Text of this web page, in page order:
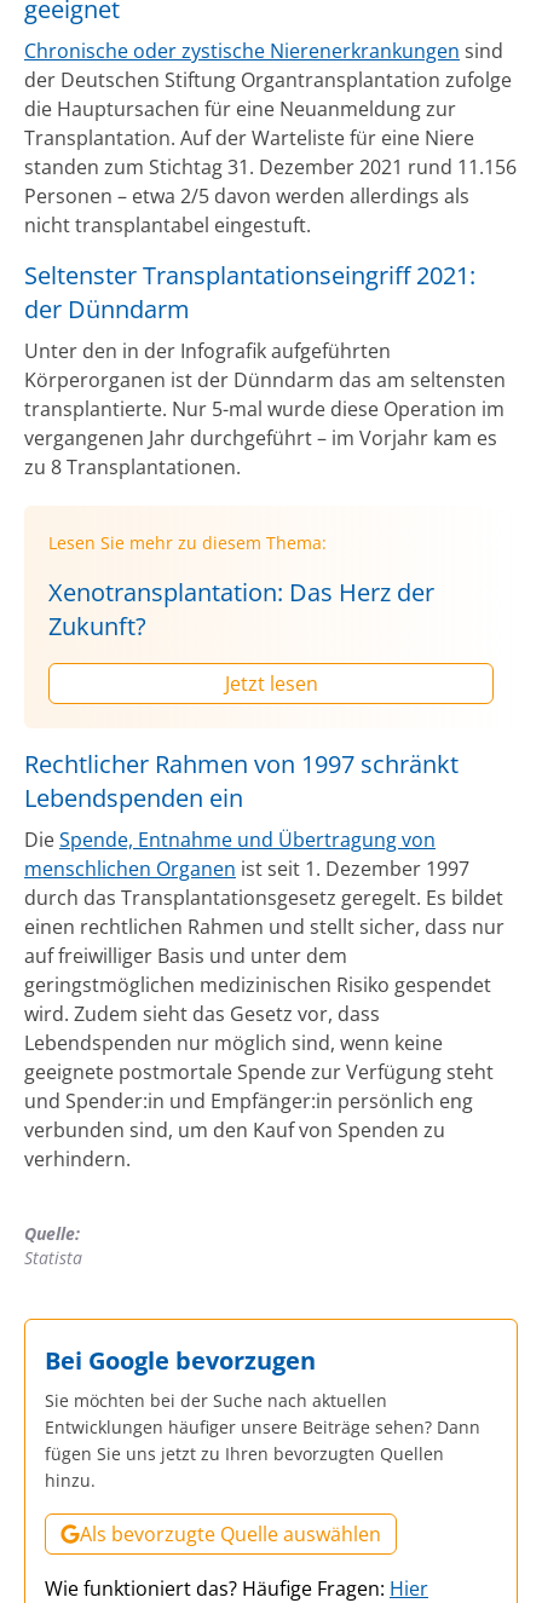
geeignet
Chronische oder zystische Nierenerkrankungen sind
der Deutschen Stiftung Organtransplantation zufolge
die Hauptursachen für eine Neuanmeldung zur
Transplantation. Auf der Warteliste für eine Niere
standen zum Stichtag 31. Dezember 2021 rund 11.156
Personen – etwa 2/5 davon werden allerdings als
nicht transplantabel eingestuft.
Seltenster Transplantationseingriff 2021:
der Dünndarm
Unter den in der Infografik aufgeführten
Körperorganen ist der Dünndarm das am seltensten
transplantierte. Nur 5-mal wurde diese Operation im
vergangenen Jahr durchgeführt – im Vorjahr kam es
zu 8 Transplantationen.
Lesen Sie mehr zu diesem Thema:
Xenotransplantation: Das Herz der
Zukunft?
Jetzt lesen
Rechtlicher Rahmen von 1997 schränkt
Lebendspenden ein
DieSpende, Entnahme und Übertragung von
menschlichen Organen ist seit 1. Dezember 1997
durch das Transplantationsgesetz geregelt. Es bildet
einen rechtlichen Rahmen und stellt sicher, dass nur
auf freiwilliger Basis und unter dem
geringstmöglichen medizinischen Risiko gespendet
wird. Zudem sieht das Gesetz vor, dass
Lebendspenden nur möglich sind, wenn keine
geeignete postmortale Spende zur Verfügung steht
und Spender:in und Empfänger:in persönlich eng
verbunden sind, um den Kauf von Spenden zu
verhindern.
Quelle:
Statista
Bei Google bevorzugen
Sie möchten bei der Suche nach aktuellen
Entwicklungen häufiger unsere Beiträge sehen? Dann
fügen Sie uns jetzt zu Ihren bevorzugten Quellen
hinzu.
Als bevorzugte Quelle auswählen
Wie funktioniert das? Häufige Fragen: Hier